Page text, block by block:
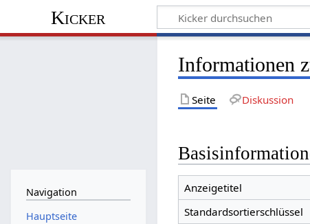
Kicker
Informationen
Seite Diskussion
Anzeigetitel
Standardsortierschlüssel
Navigation
Hauptseite